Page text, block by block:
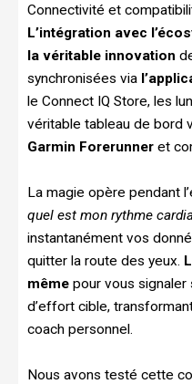
Connectivité et
L’intégration avec
la véritable innovation
synchronisées via
le Connect IQ Store, les
véritable tableau de bord
Garmin Forerunner et
La magie opère pendant
quel est mon rythme
instantanément vos
quitter la route des yeux.
même pour vous
d’effort cible,
coach personnel.
Nous avons testé cette